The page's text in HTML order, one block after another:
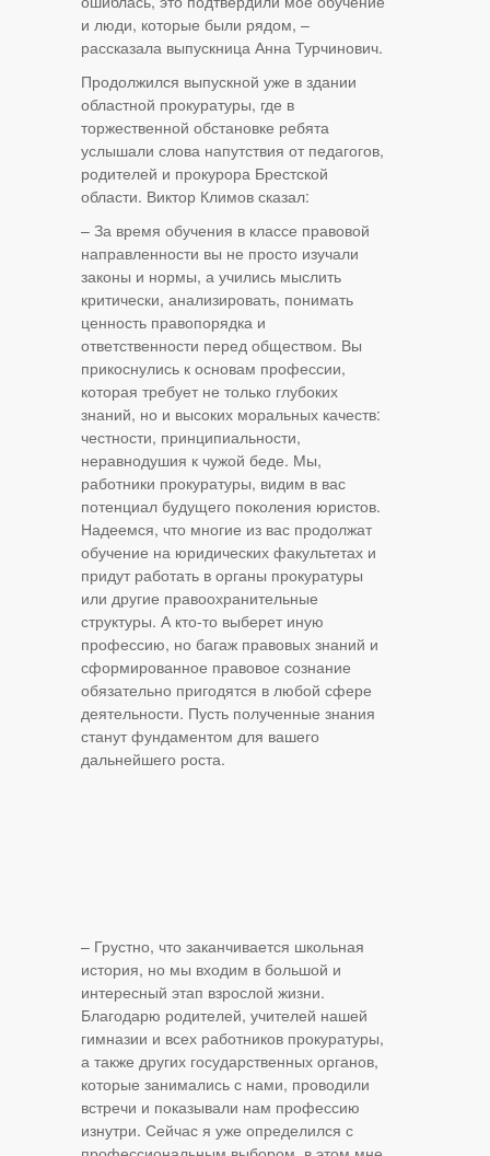
и люди, которые были рядом, –
рассказала выпускница Анна Турчинович.
Продолжился выпускной уже в здании
областной прокуратуры, где в
торжественной обстановке ребята
услышали слова напутствия от педагогов,
родителей и прокурора Брестской
области. Виктор Климов сказал:
– За время обучения в классе правовой
направленности вы не просто изучали
законы и нормы, а учились мыслить
критически, анализировать, понимать
ценность правопорядка и
ответственности перед обществом. Вы
прикоснулись к основам профессии,
которая требует не только глубоких
знаний, но и высоких моральных качеств:
честности, принципиальности,
неравнодушия к чужой беде. Мы,
работники прокуратуры, видим в вас
потенциал будущего поколения юристов.
Надеемся, что многие из вас продолжат
обучение на юридических факультетах и
придут работать в органы прокуратуры
или другие правоохранительные
структуры. А кто‑то выберет иную
профессию, но багаж правовых знаний и
сформированное правовое сознание
обязательно пригодятся в любой сфере
деятельности. Пусть полученные знания
станут фундаментом для вашего
дальнейшего роста.
– Грустно, что заканчивается школьная
история, но мы входим в большой и
интересный этап взрослой жизни.
Благодарю родителей, учителей нашей
гимназии и всех работников прокуратуры,
а также других государственных органов,
которые занимались с нами, проводили
встречи и показывали нам профессию
изнутри. Сейчас я уже определился с